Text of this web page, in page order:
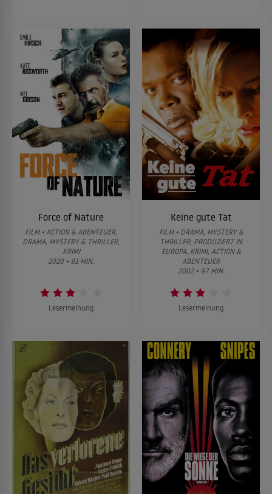
Force of Nature
FILM • ACTION & ABENTEUER,
DRAMA, MYSTERY & THRILLER,
KRIMI
2020 • 91 MIN.
Lesermeinung
Keine gute Tat
FILM • DRAMA, MYSTERY &
THRILLER, PRODUZIERT IN
EUROPA, KRIMI, ACTION &
ABENTEUER
2002 • 97 MIN.
Lesermeinung